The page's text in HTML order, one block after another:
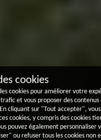
cookies
cookies pour améliorer votre
et vous proposer des
cliquant sur "Tout accepter",
cookies, y compris des cookies
pouvez également personnaliser
ou refuser tous les cookies non